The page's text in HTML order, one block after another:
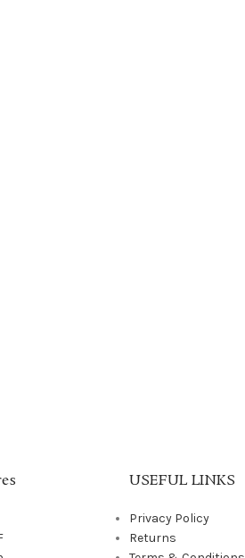
USEFUL LINKS
Privacy Policy
Returns